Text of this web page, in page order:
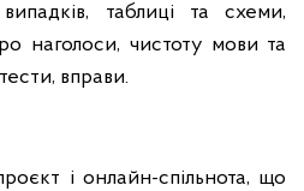
таблиці та схеми,
наголоси, чистоту мови та
вправи.
і онлайн-спільнота, що